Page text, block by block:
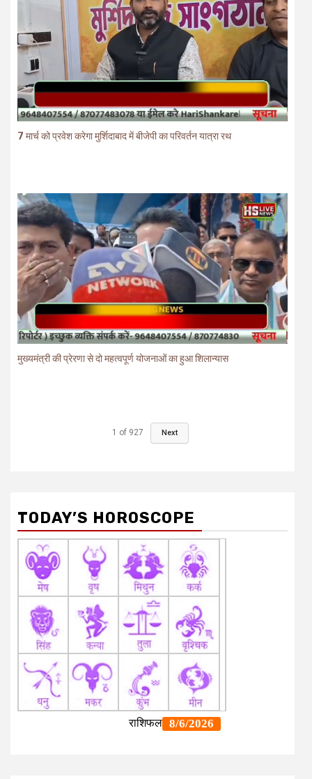
7 मार्च को प्रवेश करेगा मुर्शिदाबाद में बीजेपी का परिवर्तन यात्रा रथ
मुख्यमंत्री की प्रेरणा से दो महत्वपूर्ण योजनाओं का हुआ शिलान्यास
1 of 927 Next
TODAY’S HOROSCOPE